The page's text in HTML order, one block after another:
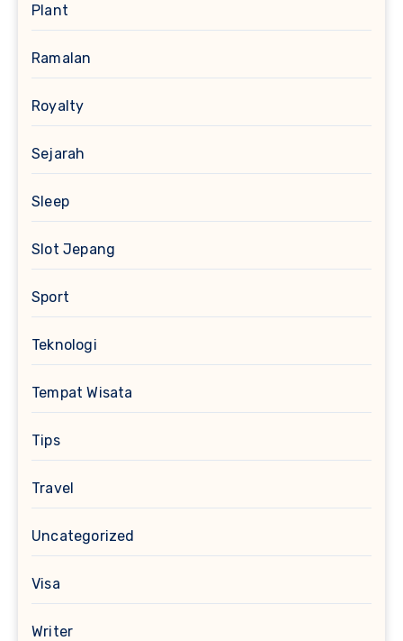
Plant
Ramalan
Royalty
Sejarah
Sleep
Slot Jepang
Sport
Teknologi
Tempat Wisata
Tips
Travel
Uncategorized
Visa
Writer